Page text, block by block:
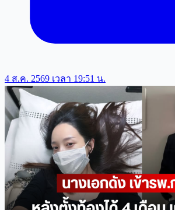
4 ส.ค. 2569 เวลา 19:51 น.